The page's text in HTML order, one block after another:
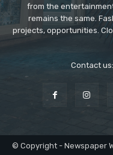
from the
remains the same.
projects, opportunities.
Contact us:
© Copyright - Newspaper